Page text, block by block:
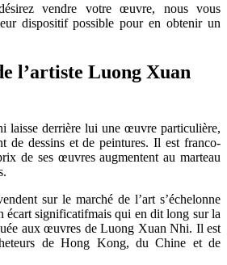
vendre votre œuvre, nous vous
dispositif possible pour en obtenir un
l’artiste Luong Xuan
laisse derrière lui une œuvre particulière,
de dessins et de peintures. Il est franco-
de ses œuvres augmentent au marteau
sur le marché de l’art s’échelonne
écart significatifmais qui en dit long sur la
aux œuvres de Luong Xuan Nhi. Il est
de Hong Kong, du Chine et de